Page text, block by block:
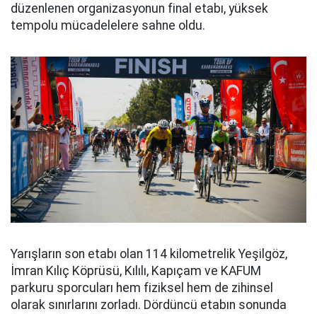
düzenlenen organizasyonun final etabı, yüksek
tempolu mücadelelere sahne oldu.
Yarışların son etabı olan 114 kilometrelik Yeşilgöz,
İmran Kılıç Köprüsü, Kılılı, Kapıçam ve KAFUM
parkuru sporcuları hem fiziksel hem de zihinsel
olarak sınırlarını zorladı. Dördüncü etabın sonunda